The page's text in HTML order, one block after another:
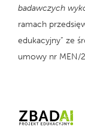
badawczych
ramach
edukacyjny” ze
umowy nr MEN/